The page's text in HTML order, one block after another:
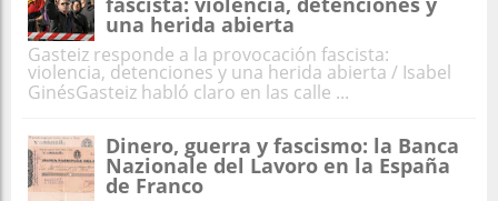
una herida abierta
Gasteiz responde a la provocación fascista:
violencia, detenciones y una herida abierta / Isabel
GinésGasteiz habló claro en las calle ...
Dinero, guerra y fascismo: la Banca
Nazionale del Lavoro en la España
de Franco